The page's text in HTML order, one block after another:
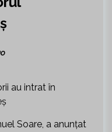
Soare, a anunțat